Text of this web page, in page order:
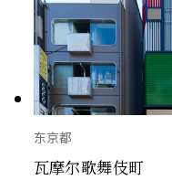
东京都
瓦摩尔歌舞伎町